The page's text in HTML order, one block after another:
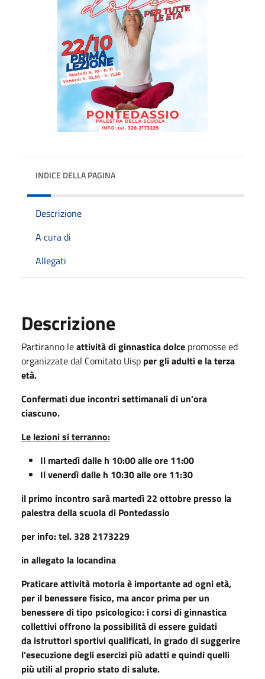
INDICE DELLA PAGINA
Descrizione
A cura di
Allegati
Descrizione
Partiranno leattività di ginnastica dolce promosse ed
organizzate dal Comitato Uisp per gli adulti e la terza
età.
Confermati due incontri settimanali di un'ora
ciascuno.
Le lezioni si terranno:
Il martedì dalle h 10:00 alle ore 11:00
Il venerdì dalle h 10:30 alle ore 11:30
il primo incontro sarà martedì 22 ottobre presso la
palestra della scuola di Pontedassio
per info: tel. 328 2173229
in allegato la locandina
Praticare attività motoria è importante ad ogni età,
per il benessere fisico, ma ancor prima per un
benessere di tipo psicologico: i corsi di ginnastica
collettivi offrono la possibilità di essere guidati
da istruttori sportivi qualificati, in grado di suggerire
l'esecuzione degli esercizi più adatti e quindi quelli
più utili al proprio stato di salute.